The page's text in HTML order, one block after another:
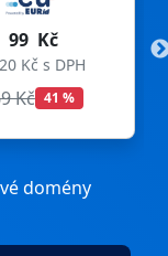
99 Kč
Kč s DPH
Kč 41 %
domény